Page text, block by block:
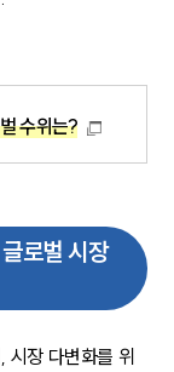
수위는?
로벌 시장
시장 다변화를 위